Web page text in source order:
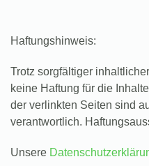
Haftungshinweis:
Trotz sorgfältiger
keine Haftung für die
der verlinkten Seiten sind
verantwortlich.
Unsere